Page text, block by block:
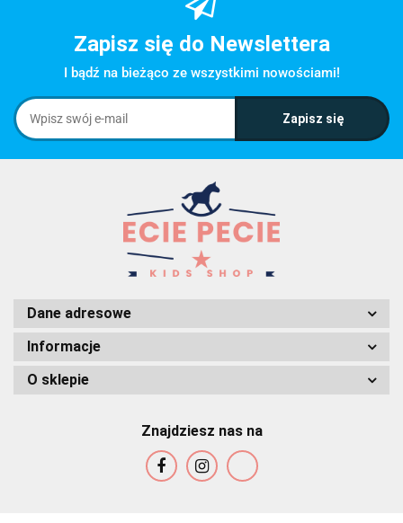
Zapisz się do Newslettera
I bądź na bieżąco ze wszystkimi nowościami!
Dane adresowe
Informacje
O sklepie
Znajdziesz nas na